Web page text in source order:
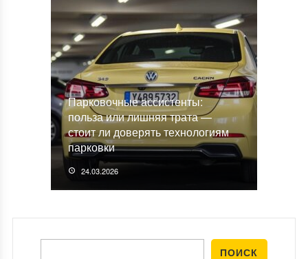
Парковочные ассистенты:
польза или лишняя трата —
стоит ли доверять технологиям
парковки
24.03.2026